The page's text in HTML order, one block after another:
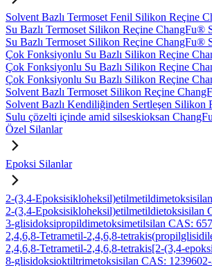
Solvent Bazlı Termoset Fenil Silikon Reçine
Su Bazlı Termoset Silikon Reçine ChangFu®
Su Bazlı Termoset Silikon Reçine ChangFu®
Çok Fonksiyonlu Su Bazlı Silikon Reçine
Çok Fonksiyonlu Su Bazlı Silikon Reçine
Çok Fonksiyonlu Su Bazlı Silikon Reçine
Solvent Bazlı Termoset Silikon Reçine
Solvent Bazlı Kendiliğinden Sertleşen Silikon
Sulu çözelti içinde amid silseskioksan
Özel Silanlar
Epoksi Silanlar
2-(3,4-
2-(3,4-Epoksisikloheksil)etilmetildietoksisilan
3-glisidoksipropildimetoksimetilsilan CAS:
2,4,6,8-Tetrametil-2,4,6,8-
2,4,6,8-Tetrametil-2,4,6,8-tetrakis[2-(3,4-
8-glisidoksioktiltrimetoksisilan CAS: